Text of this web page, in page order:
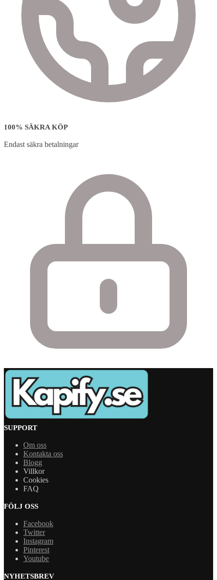
100% SÄKRA KÖP
Endast säkra betalningar
SUPPORT
Om oss
Kontakta oss
Blogg
Villkor
Cookies
FAQ
FÖLJ OSS
Facebook
Twitter
Instagram
Pinterest
Youtube
NYHETSBREV